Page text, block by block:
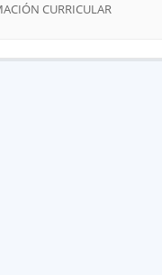
CURRICULAR